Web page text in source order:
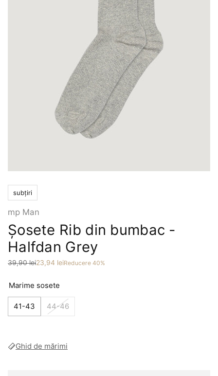
subțiri
mp Man
Șosete Rib din bumbac -
Halfdan Grey
Preț
39,90 lei
Preț redus23,94 leiReducere 40%
Marime sosete
41-43 44-46
Ghid de mărimi